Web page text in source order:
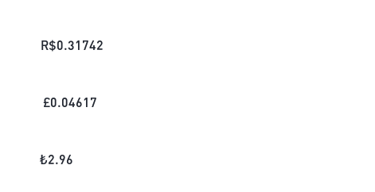
R$0.31742
£0.04617
₺2.96